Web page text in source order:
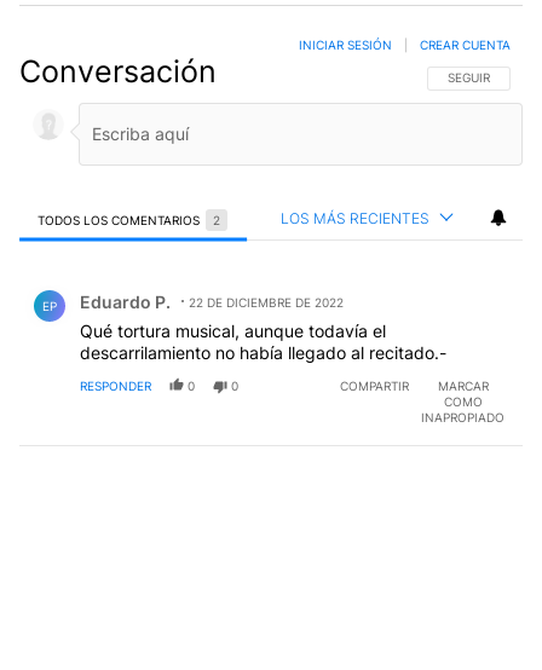
Conversación SIGA ESTA
SEGUIR
INICIAR SESIÓN CREAR CUENTA
TODOS LOS COMENTARIOS 2 LOS MÁS RECIENTES
EP Eduardo P. 22 DE DICIEMBRE DE 2022
Qué tortura musical, aunque todavía el
descarrilamiento no había llegado al recitado.-
RESPONDER 0 0 COMPARTIR
MARCAR
COMO
INAPROPIADO